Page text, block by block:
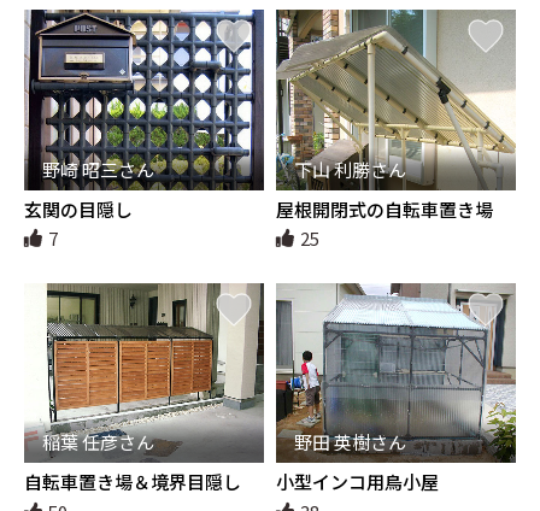
野崎 昭三さん
玄関の目隠し
7
下山 利勝さん
屋根開閉式の自転車置き場
25
稲葉 任彦さん
自転車置き場＆境界目隠し
野田 英樹さん
小型インコ用鳥小屋